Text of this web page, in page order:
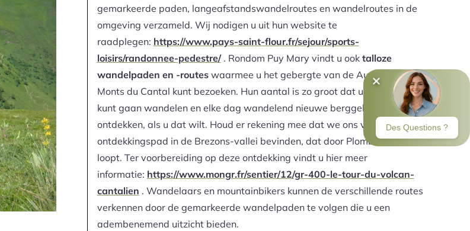
gemarkeerde paden, langeafstandswandelroutes en wandelroutes in de
omgeving verzameld. Wij nodigen u uit hun website te
raadplegen: https://www.pays-saint-flour.fr/sejour/sports-
loisirs/randonnee-pedestre/. Rondom Puy Mary vindt u ook talloze
wandelpaden en -routeswaarmee u het gebergte van de Auvergne en de
Monts du Cantal kunt bezoeken. Hun aantal is zo groot dat u zelfs een week
kunt gaan wandelen en elke dag wandelend nieuwe berggebieden kunt
ontdekken, als u dat wilt. Houd er rekening mee dat we ons vlak bij het
ontdekkingspad in de Brezons-vallei bevinden, dat door Plomb du Cantal
loopt. Ter voorbereiding op deze ontdekking vindt u hier meer
informatie: https://www.mongr.fr/sentier/12/gr-400-le-tour-du-volcan-
cantalien . Wandelaars en mountainbikers kunnen de verschillende routes
verkennen door de gemarkeerde wandelpaden te volgen die u een
adembenemend uitzicht bieden.